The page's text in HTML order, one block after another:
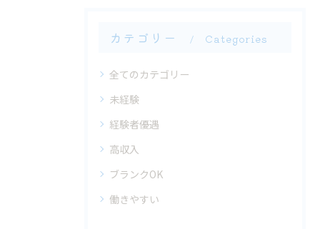
カテゴリー Categories
全てのカテゴリー
未経験
経験者優遇
高収入
ブランクOK
働きやすい